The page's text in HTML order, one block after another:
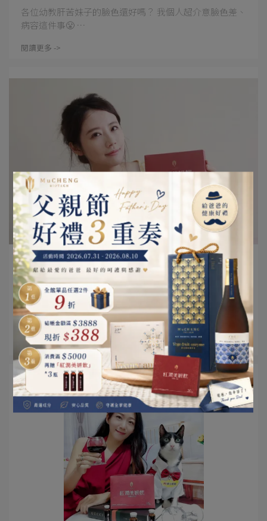
各位幼教肝苦妹子的臉色還好嗎？ 我個人超介意臉色差、
病容這件事😤 ⋯
閱讀更多 ->
照顧媽咪 維持氣色紅潤的秘密
網紅-欣儀媽咪 | 2022-10-21
全職媽媽一下忙煮飯忙家事..照顧孩子與家人 誰來照顧媽
咪自己呢~~ ⋯
閱讀更多 ->